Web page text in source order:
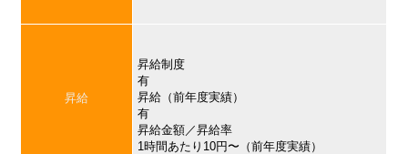
昇給
昇給制度
有
昇給（前年度実績）
有
昇給金額／昇給率
1時間あたり10円〜（前年度実績）